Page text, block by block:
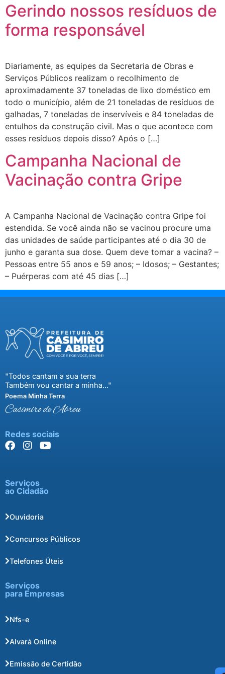
Gerindo nossos resíduos de
forma responsável
Diariamente, as equipes da Secretaria de Obras e
Serviços Públicos realizam o recolhimento de
aproximadamente 37 toneladas de lixo doméstico em
todo o município, além de 21 toneladas de resíduos de
galhadas, 7 toneladas de inservíveis e 84 toneladas de
entulhos da construção civil. Mas o que acontece com
esses resíduos depois disso? Após o […]
Campanha Nacional de
Vacinação contra Gripe
A Campanha Nacional de Vacinação contra Gripe foi
estendida. Se você ainda não se vacinou procure uma
das unidades de saúde participantes até o dia 30 de
junho e garanta sua dose. Quem deve tomar a vacina? –
Pessoas entre 55 anos e 59 anos; – Idosos; – Gestantes;
– Puérperas com até 45 dias […]
"Todos cantam a sua terra
Também vou cantar a minha..."
Poema Minha Terra
Casimiro de Abreu
Redes sociais
Serviços
ao Cidadão
Ouvidoria
Concursos Públicos
Telefones Úteis
Serviços
para Empresas
Nfs-e
Alvará Online
Emissão de Certidão